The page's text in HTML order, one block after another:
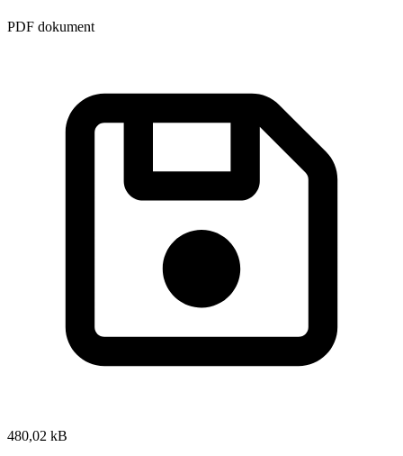
PDF dokument
480,02 kB